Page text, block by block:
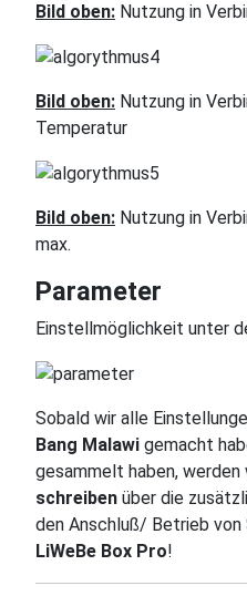
Bild oben: Nutzung in
Bild oben: Nutzung in
Temperatur
Bild oben: Nutzung in
max.
Parameter
Einstellmöglichkeit unter
Sobald wir alle
Bang Malawi gemacht
gesammelt haben, werden
schreiben über die
den Anschluß/ Betrieb
LiWeBe Box Pro!